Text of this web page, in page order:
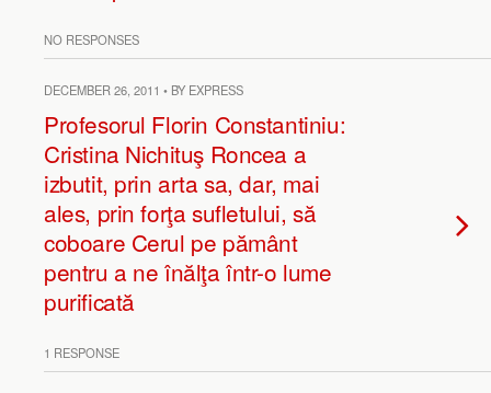
NO RESPONSES
DECEMBER 26, 2011 • BY EXPRESS
Profesorul Florin Constantiniu:
Cristina Nichituş Roncea a
izbutit, prin arta sa, dar, mai
ales, prin forţa sufletului, să
coboare Cerul pe pământ
pentru a ne înălţa într-o lume
purificată
1 RESPONSE